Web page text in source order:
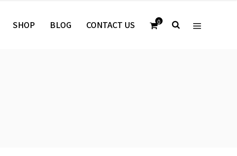
SHOP BLOG CONTACT US 0